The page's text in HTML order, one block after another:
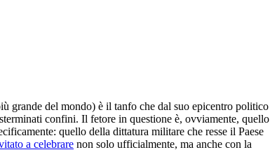
grande del mondo) è il tanfo che dal suo epicentro politico
confini. Il fetore in questione è, ovviamente, quello
quello della dittatura militare che resse il Paese
a celebrare non solo ufficialmente, ma anche con la